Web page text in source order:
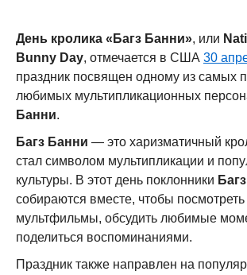
День кролика «Багз Банни», или
Bunny Day, отмечается в США 30
праздник посвящен одному из самых
любимых мультипликационных
Банни.
Багз Банни — это харизматичный
стал символом мультипликации и
культуры. В этот день поклонники
собираются вместе, чтобы посмотреть
мультфильмы, обсудить любимые
поделиться воспоминаниями.
Праздник также направлен на